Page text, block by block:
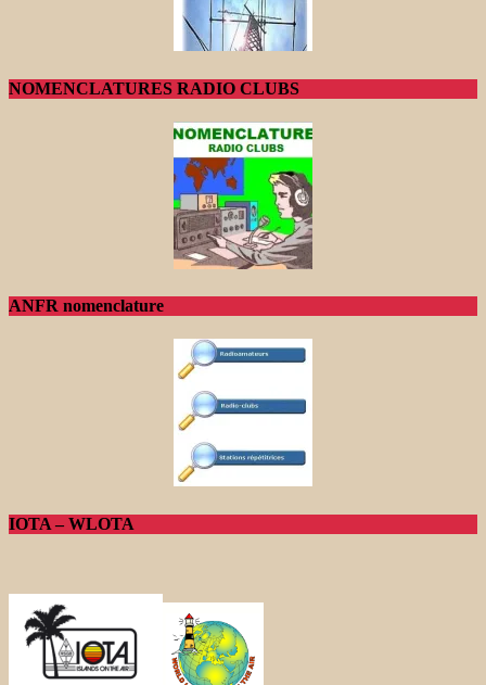
NOMENCLATURES RADIO CLUBS
ANFR nomenclature
IOTA – WLOTA